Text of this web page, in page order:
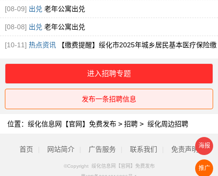
[08-09] 出兑 老年公寓出兑
[08-08] 出兑 老年公寓出兑
[10-11] 热点资讯 【缴费提醒】绥化市2025年城乡居民基本医疗保险缴
费提醒！
进入招聘专题
发布一条招聘信息
位置： 绥化信息网【官网】免费发布 > 招聘 > 绥化周边招聘
首页 网站简介 广告服务 联系我们 免责声明
©Copyright 绥化信息网【官网】免费发布
推广
海报